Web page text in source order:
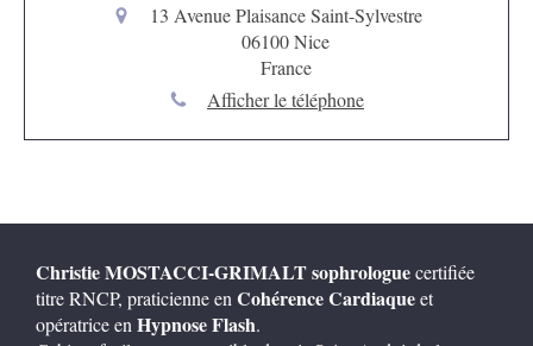
13 Avenue Plaisance Saint-Sylvestre
06100Nice
France
Afficher le téléphone
Christie MOSTACCI-GRIMALTsophrologuecertifiée
titre RNCP, praticienne en Cohérence Cardiaqueet
opératrice en Hypnose Flash.